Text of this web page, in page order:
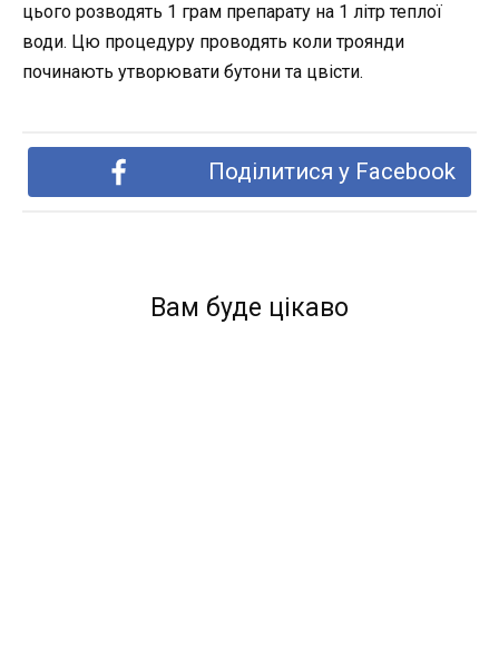
цього розводять 1 грам препарату на 1 літр теплої
води. Цю процедуру проводять коли троянди
починають утворювати бутони та цвісти.
Поділитися у Facebook
Вам буде цікаво